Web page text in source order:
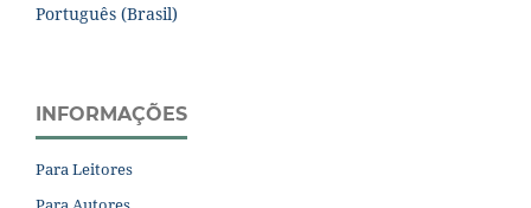
Português (Brasil)
INFORMAÇÕES
Para Leitores